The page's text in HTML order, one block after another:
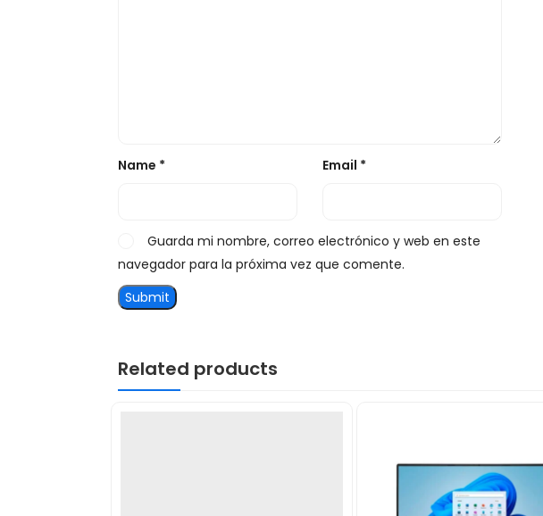
Name * Email *
Guarda mi nombre, correo electrónico y web en este
navegador para la próxima vez que comente.
Related products